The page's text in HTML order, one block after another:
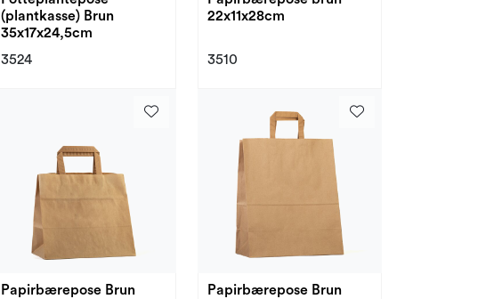
(plantkasse) Brun
35x17x24,5cm
3524
22x11x28cm
3510
Papirbærepose Brun
Papirbærepose Brun